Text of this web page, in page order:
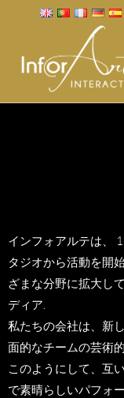
インフォアルテは、
タジオから活動を開
ざまな分野に拡大し
ディア.
私たちの会社は、新
面的なチームの芸術
このようにして、互
で素晴らしいパフォ